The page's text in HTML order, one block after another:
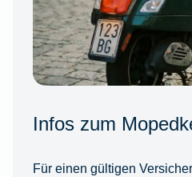
Infos zum
Für einen gültigen